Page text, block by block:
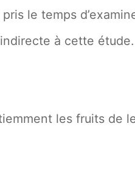
le temps
à cette étude.
les fruits de